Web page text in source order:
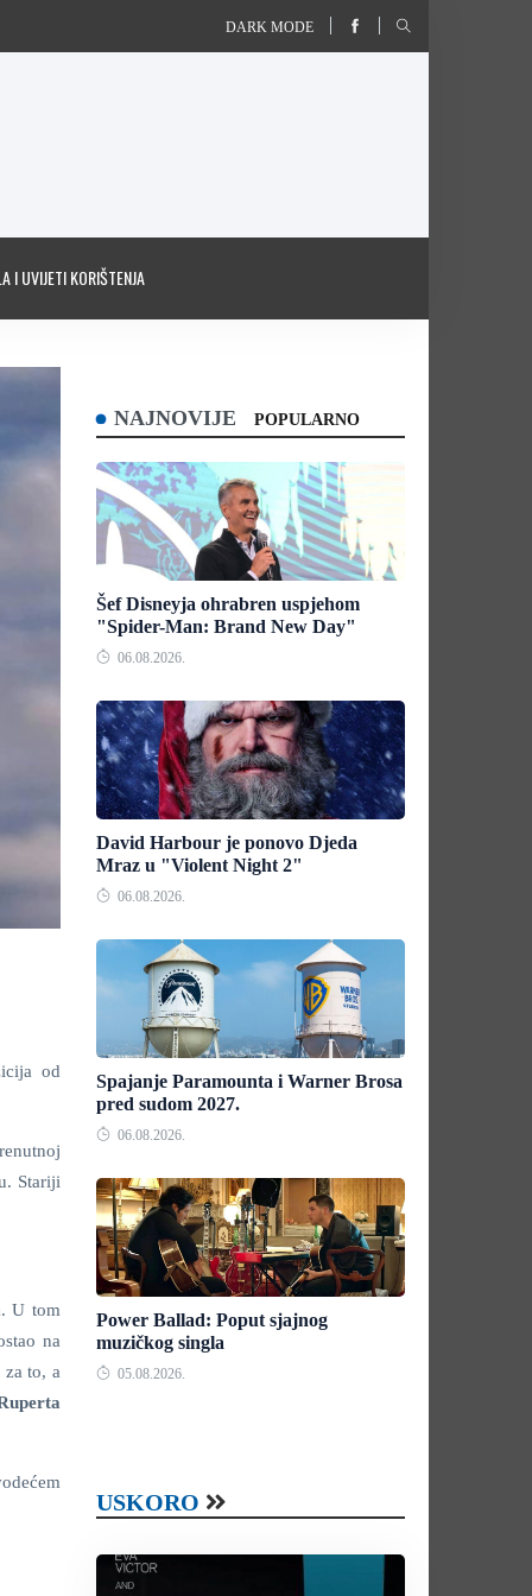
DARK MODE
I UVIJETI KORIŠTENJA
od
Stariji
U tom
na
to, a
NAJNOVIJE POPULARNO
Šef Disneyja ohrabren uspjehom
"Spider-Man: Brand New Day"
06.08.2026.
David Harbour je ponovo Djeda
Mraz u "Violent Night 2"
06.08.2026.
Spajanje Paramounta i Warner Brosa
pred sudom 2027.
06.08.2026.
Power Ballad: Poput sjajnog
muzičkog singla
05.08.2026.
USKORO